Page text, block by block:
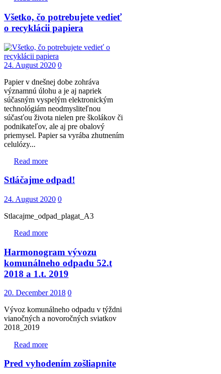
Všetko, čo potrebujete vedieť
o recyklácii papiera
24. August 2020 0
Papier v dnešnej dobe zohráva
významnú úlohu a je aj napriek
súčasným vyspelým elektronickým
technológiám neodmysliteľnou
súčasťou života nielen pre školákov či
podnikateľov, ale aj pre obalový
priemysel. Papier sa vyrába zhutnením
celulózy...
Read more
Stláčajme odpad!
24. August 2020 0
Stlacajme_odpad_plagat_A3
Read more
Harmonogram vývozu
komunálneho odpadu 52.t
2018 a 1.t. 2019
20. December 2018 0
Vývoz komunálneho odpadu v týždni
vianočných a novoročných sviatkov
2018_2019
Read more
Pred vyhodením zošliapnite